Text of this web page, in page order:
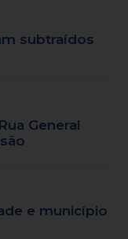
subtraídos
General
e município